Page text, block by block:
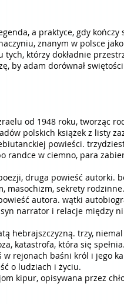
którzy dokładnie
by adam dorównał
od 1948 roku, tworząc
polskich książek z listy
randce w ciemno, para
masochizm, sekrety rodzinne.
narrator i relacje między
katastrofa, która się
rejonach baśni król i jego
o ludziach i życiu.